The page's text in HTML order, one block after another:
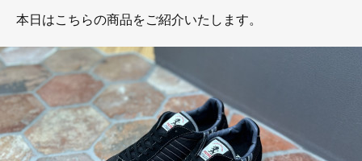
本日はこちらの商品をご紹介いたします。